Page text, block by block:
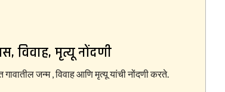
विवाह, मृत्यू नोंदणी
गावातील जन्म , विवाह आणि मृत्यू यांची नोंदणी करते.